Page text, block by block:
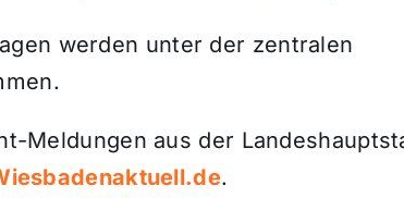
werden unter der zentralen
Meldungen aus der
.